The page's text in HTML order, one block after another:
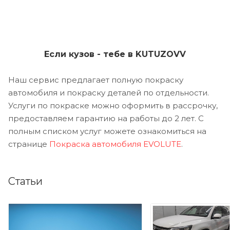
Если кузов - тебе в KUTUZOVV
Наш сервис предлагает полную покраску
автомобиля и покраску деталей по отдельности.
Услуги по покраске можно оформить в рассрочку,
предоставляем гарантию на работы до 2 лет. С
полным списком услуг можете ознакомиться на
странице Покраска автомобиля EVOLUTE.
Статьи